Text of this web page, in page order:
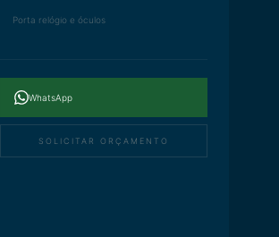
Porta relógio e óculos
WhatsApp
SOLICITAR ORÇAMENTO